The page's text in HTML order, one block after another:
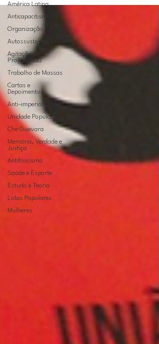
América Latina
Anticapacitismo
Organização
Autossustentação
Agitação e
Propaganda
Trabalho de Massas
Cartas e
Depoimentos
Anti-imperialismo
Unidade Popular
Che Guevara
Memória, Verdade e
Justiça
Antifascismo
Saúde e Esporte
Estudo e Teoria
Lutas Populares
Mulheres